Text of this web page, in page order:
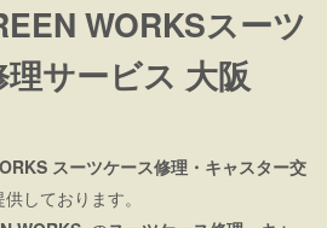
WORKSスーツ
サービス 大阪
スーツケース修理・ キャスター交
供しております。